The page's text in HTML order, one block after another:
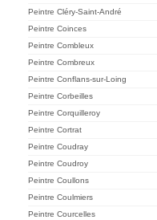
Peintre Cléry-Saint-André
Peintre Coinces
Peintre Combleux
Peintre Combreux
Peintre Conflans-sur-Loing
Peintre Corbeilles
Peintre Corquilleroy
Peintre Cortrat
Peintre Coudray
Peintre Coudroy
Peintre Coullons
Peintre Coulmiers
Peintre Courcelles